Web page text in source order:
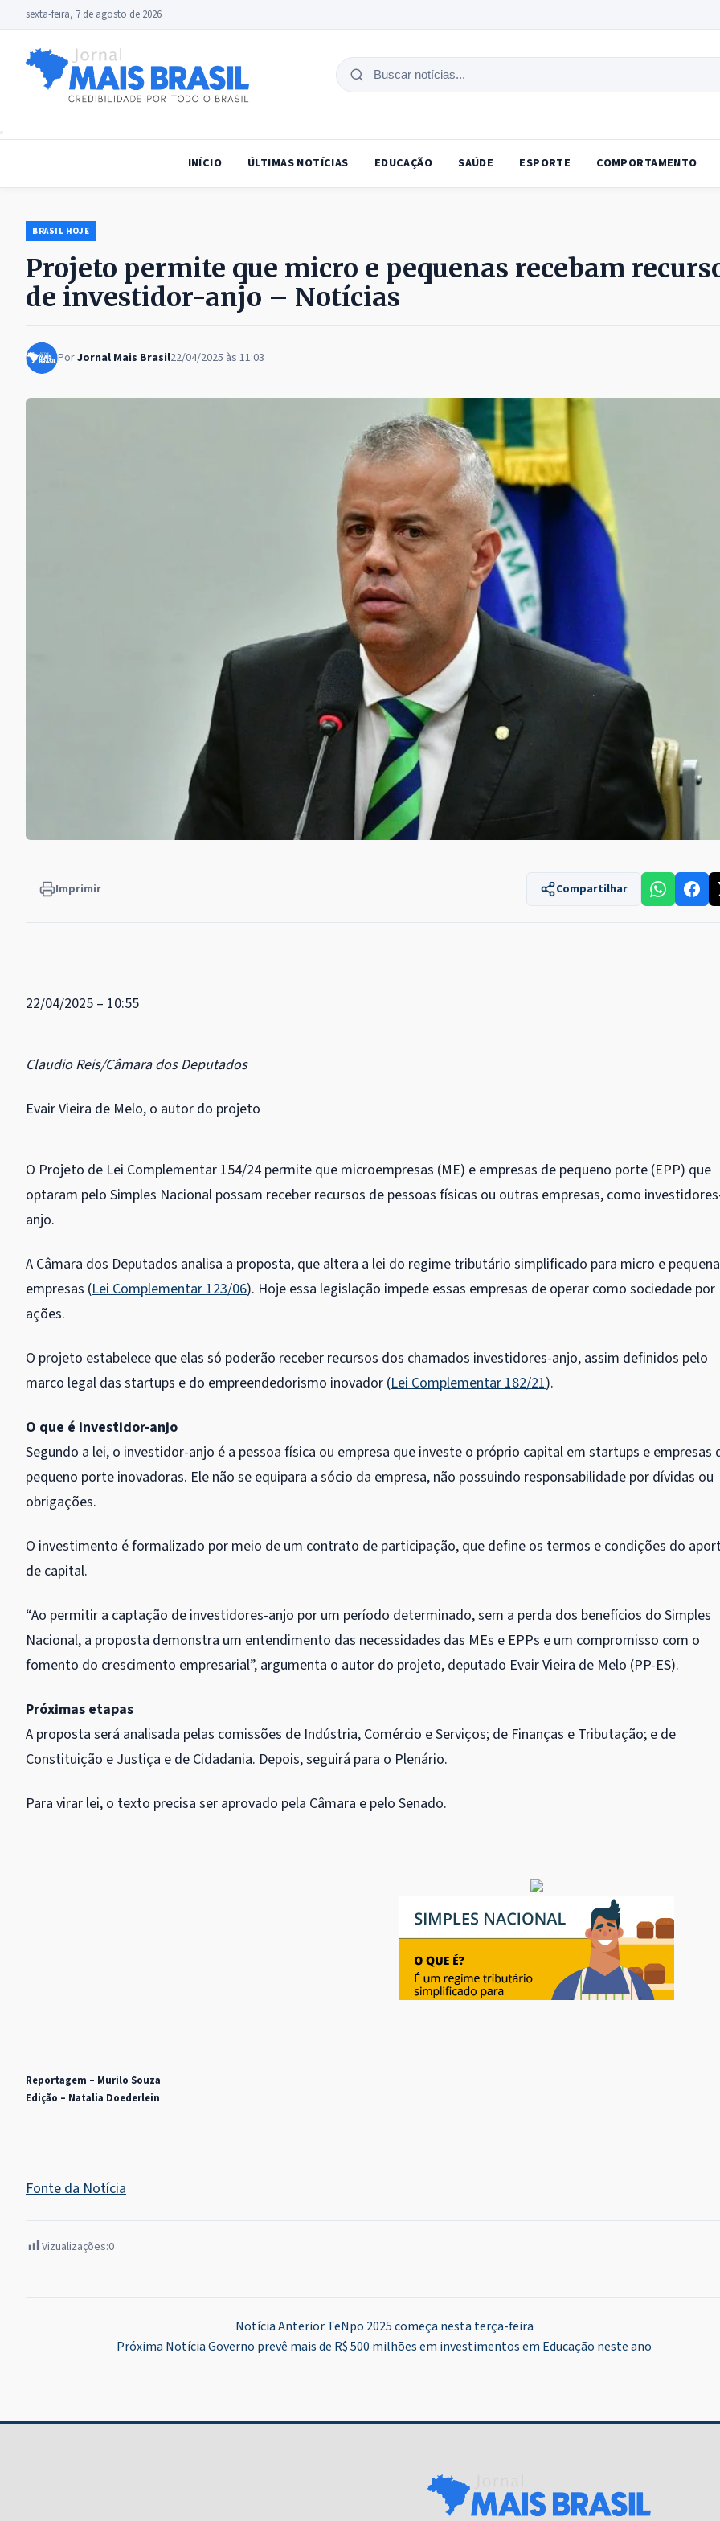
sexta-feira, 7 de agosto de 2026
Buscar
INÍCIO ÚLTIMAS NOTÍCIAS EDUCAÇÃO SAÚDE ESPORTE COMPORTAMENTO
BRASIL HOJE
Projeto permite que micro e pequenas recebam
de investidor-anjo – Notícias
PorJornal Mais Brasil22/04/2025 às 11:03
Imprimir Compartilhar
22/04/2025 – 10:55
Claudio Reis/Câmara dos Deputados
Evair Vieira de Melo, o autor do projeto
O Projeto de Lei Complementar 154/24 permite que microempresas (ME) e empresas de pequeno porte (EPP) que
optaram pelo Simples Nacional possam receber recursos de pessoas físicas ou outras empresas, como
anjo.
A Câmara dos Deputados analisa a proposta, que altera a lei do regime tributário simplificado para micro e
empresas (Lei Complementar 123/06). Hoje essa legislação impede essas empresas de operar como sociedade por
ações.
O projeto estabelece que elas só poderão receber recursos dos chamados investidores-anjo, assim definidos pelo
marco legal das startups e do empreendedorismo inovador (Lei Complementar 182/21).
O que é investidor-anjo
Segundo a lei, o investidor-anjo é a pessoa física ou empresa que investe o próprio capital em startups e empresas
pequeno porte inovadoras. Ele não se equipara a sócio da empresa, não possuindo responsabilidade por dívidas ou
obrigações.
O investimento é formalizado por meio de um contrato de participação, que define os termos e condições do
de capital.
“Ao permitir a captação de investidores-anjo por um período determinado, sem a perda dos benefícios do Simples
Nacional, a proposta demonstra um entendimento das necessidades das MEs e EPPs e um compromisso com o
fomento do crescimento empresarial”, argumenta o autor do projeto, deputado Evair Vieira de Melo (PP-ES).
Próximas etapas
A proposta será analisada pelas comissões de Indústria, Comércio e Serviços; de Finanças e Tributação; e de
Constituição e Justiça e de Cidadania. Depois, seguirá para o Plenário.
Para virar lei, o texto precisa ser aprovado pela Câmara e pelo Senado.
Reportagem – Murilo Souza
Edição – Natalia Doederlein
Fonte da Notícia
Vizualizações:0
Notícia Anterior TeNpo 2025 começa nesta terça-feira
Próxima NotíciaGoverno prevê mais de R$ 500 milhões em investimentos em Educação neste ano